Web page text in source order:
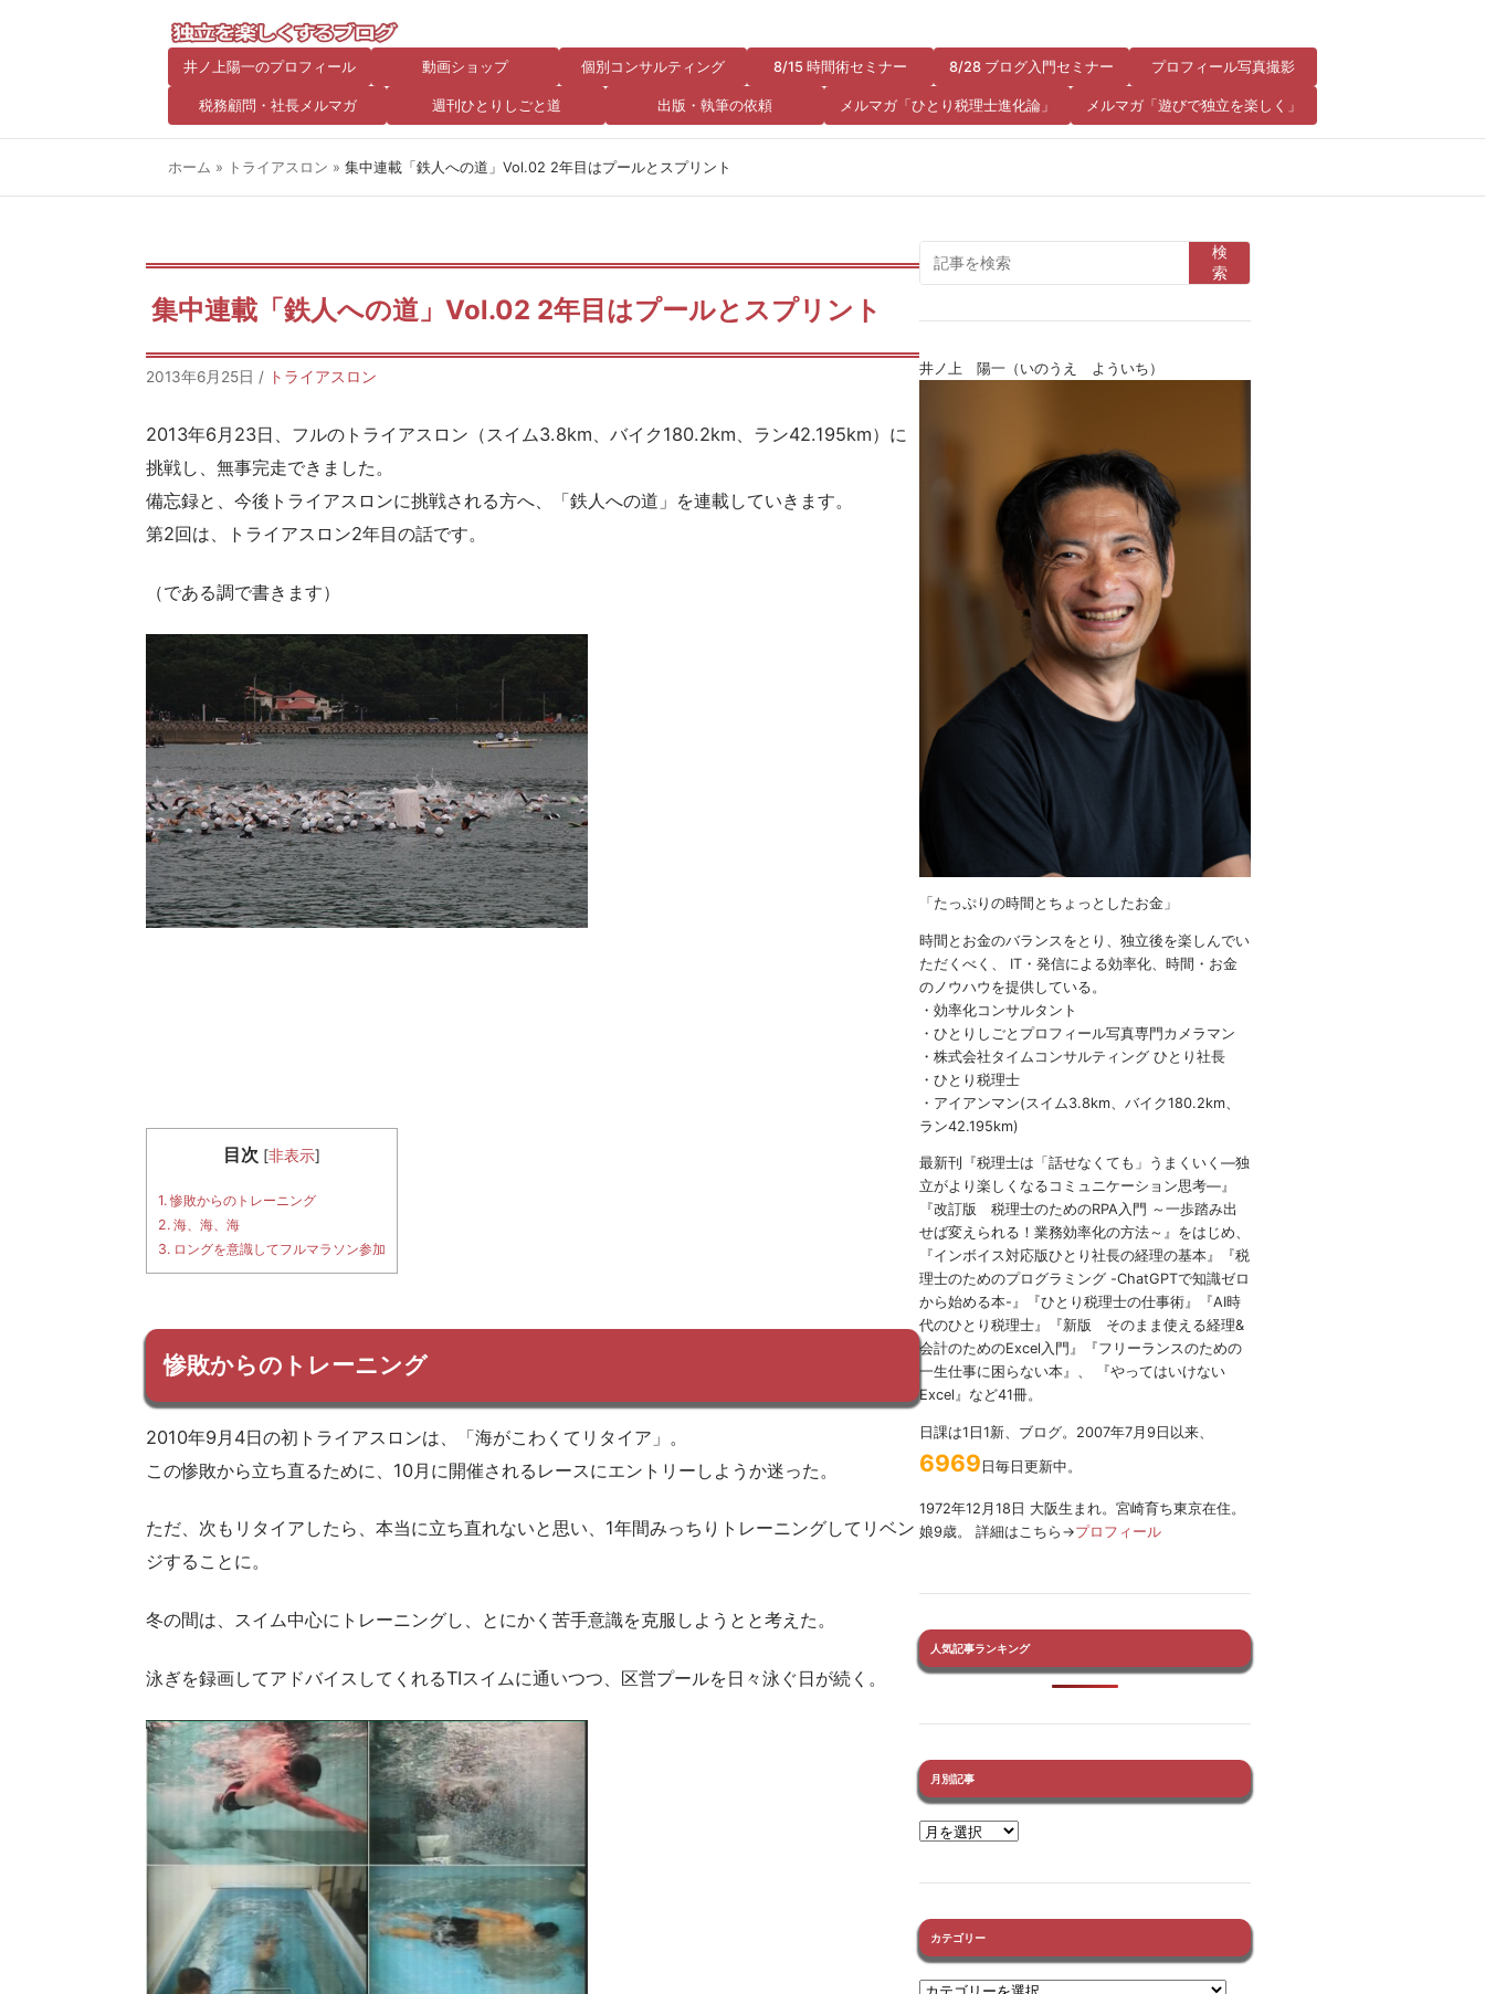
井ノ上陽一のプロフィール 動画ショップ 個別コンサルティング 8/15 時間術セミナー 8/28 ブログ入門セミナー プロフィール写真撮影
税務顧問・社長メルマガ 週刊ひとりしごと道 出版・執筆の依頼 メルマガ「ひとり税理士進化論」 メルマガ「遊びで独立を楽しく」
ホーム » トライアスロン » 集中連載「鉄人への道」Vol.02 2年目はプールとスプリント
集中連載「鉄人への道」Vol.02 2年目はプールとスプリント
2013年6月25日 / トライアスロン
2013年6月23日、フルのトライアスロン（スイム3.8km、バイク180.2km、ラン42.195km）に
挑戦し、無事完走できました。
備忘録と、今後トライアスロンに挑戦される方へ、「鉄人への道」を連載していきます。
第2回は、トライアスロン2年目の話です。
（である調で書きます）
目次 [非表示]
1. 惨敗からのトレーニング
2. 海、海、海
3. ロングを意識してフルマラソン参加
惨敗からのトレーニング
2010年9月4日の初トライアスロンは、「海がこわくてリタイア」。
この惨敗から立ち直るために、10月に開催されるレースにエントリーしようか迷った。
ただ、次もリタイアしたら、本当に立ち直れないと思い、1年間みっちりトレーニングしてリベン
ジすることに。
冬の間は、スイム中心にトレーニングし、とにかく苦手意識を克服しようとと考えた。
泳ぎを録画してアドバイスしてくれるTIスイムに通いつつ、区営プールを日々泳ぐ日が続く。
検
索
井ノ上 陽一（いのうえ よういち）
「たっぷりの時間とちょっとしたお金」
時間とお金のバランスをとり、独立後を楽しんでい
ただくべく、 IT・発信による効率化、時間・お金
のノウハウを提供している。
・効率化コンサルタント
・ひとりしごとプロフィール写真専門カメラマン
・株式会社タイムコンサルティング ひとり社長
・ひとり税理士
・アイアンマン(スイム3.8km、バイク180.2km、
ラン42.195km)
最新刊『税理士は「話せなくても」うまくいく ―独
立がより楽しくなるコミュニケーション思考―』
『改訂版 税理士のためのRPA入門 ～一歩踏み出
せば変えられる！業務効率化の方法～』をはじめ、
『インボイス対応版ひとり社長の経理の基本』『税
理士のためのプログラミング -ChatGPTで知識ゼロ
から始める本-』『ひとり税理士の仕事術』『AI時
代のひとり税理士』『新版 そのまま使える経理&
会計のためのExcel入門』『フリーランスのための
一生仕事に困らない本』、 『やってはいけない
Excel』など41冊。
日課は1日1新、ブログ。2007年7月9日以来、
6969 日毎日更新中。
1972年12月18日 大阪生まれ。宮崎育ち東京在住。
娘9歳。 詳細はこちら→プロフィール
人気記事ランキング
月別記事
カテゴリー